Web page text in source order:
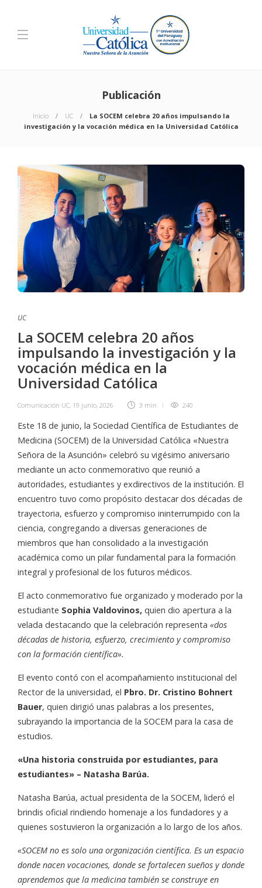
Publicación
Inicio UC
La SOCEM celebra 20 años impulsando la
investigación y la vocación médica en la Universidad Católica
UC
La SOCEM celebra 20 años
impulsando la investigación y la
vocación médica en la
Universidad Católica
Comunicación UC, 19 junio, 2026 3 min 240
Este 18 de junio, la Sociedad Científica de Estudiantes de
Medicina (SOCEM) de la Universidad Católica «Nuestra
Señora de la Asunción» celebró su vigésimo aniversario
mediante un acto conmemorativo que reunió a
autoridades, estudiantes y exdirectivos de la institución. El
encuentro tuvo como propósito destacar dos décadas de
trayectoria, esfuerzo y compromiso ininterrumpido con la
ciencia, congregando a diversas generaciones de
miembros que han consolidado a la investigación
académica como un pilar fundamental para la formación
integral y profesional de los futuros médicos.
El acto conmemorativo fue organizado y moderado por la
estudiante Sophia Valdovinos, quien dio apertura a la
velada destacando que la celebración representa «dos
décadas de historia, esfuerzo, crecimiento y compromiso
con la formación científica».
El evento contó con el acompañamiento institucional del
Rector de la universidad, el Pbro. Dr. Cristino Bohnert
Bauer, quien dirigió unas palabras a los presentes,
subrayando la importancia de la SOCEM para la casa de
estudios.
«Una historia construida por estudiantes, para
estudiantes» – Natasha Barúa.
Natasha Barúa, actual presidenta de la SOCEM, lideró el
brindis oficial rindiendo homenaje a los fundadores y a
quienes sostuvieron la organización a lo largo de los años.
«SOCEM no es solo una organización científica. Es un espacio
donde nacen vocaciones, donde se fortalecen sueños y donde
aprendemos que la medicina también se construye en